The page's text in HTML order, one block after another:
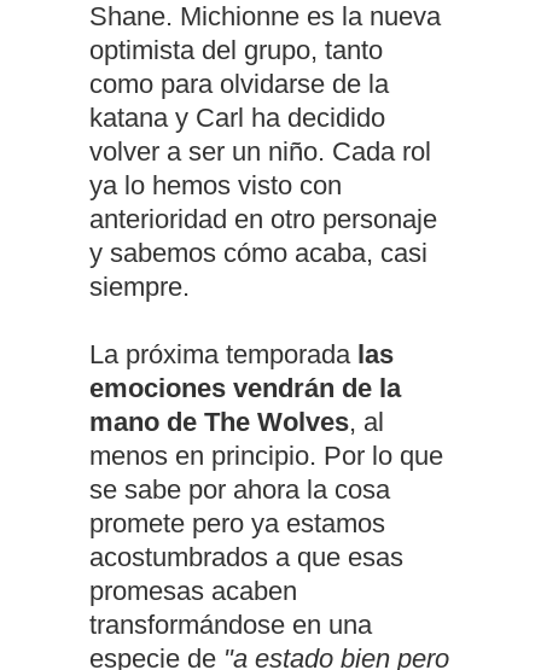
Shane. Michionne es la nueva
optimista del grupo, tanto
como para olvidarse de la
katana y Carl ha decidido
volver a ser un niño. Cada rol
ya lo hemos visto con
anterioridad en otro personaje
y sabemos cómo acaba, casi
siempre.
La próxima temporada las
emociones vendrán de la
mano de The Wolves, al
menos en principio. Por lo que
se sabe por ahora la cosa
promete pero ya estamos
acostumbrados a que esas
promesas acaben
transformándose en una
especie de "a estado bien pero